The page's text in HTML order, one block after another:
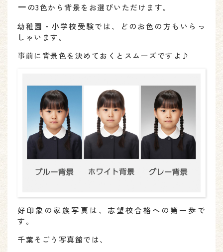
ーの3色から背景をお選びいただけます。
幼稚園・小学校受験では、どのお色の方もいらっ
しゃいます。
事前に背景色を決めておくとスムーズですよ♪
好印象の家族写真は、志望校合格への第一歩で
す。
千葉そごう写真館では、